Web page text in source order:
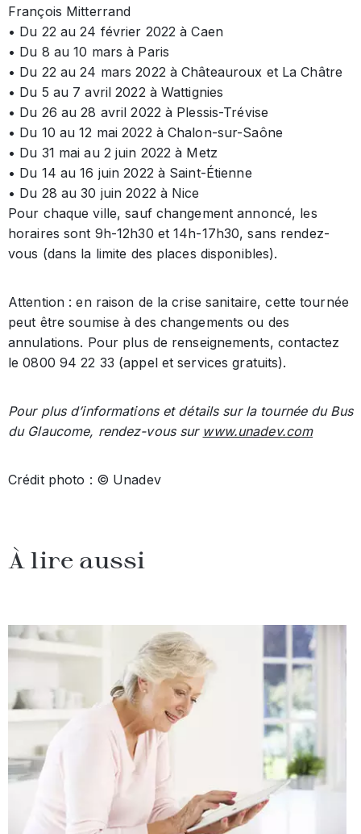
François Mitterrand
• Du 22 au 24 février 2022 à Caen
• Du 8 au 10 mars à Paris
• Du 22 au 24 mars 2022 à Châteauroux et La Châtre
• Du 5 au 7 avril 2022 à Wattignies
• Du 26 au 28 avril 2022 à Plessis-Trévise
• Du 10 au 12 mai 2022 à Chalon-sur-Saône
• Du 31 mai au 2 juin 2022 à Metz
• Du 14 au 16 juin 2022 à Saint-Étienne
• Du 28 au 30 juin 2022 à Nice
Pour chaque ville, sauf changement annoncé, les
horaires sont 9h-12h30 et 14h-17h30, sans rendez-
vous (dans la limite des places disponibles).
Attention : en raison de la crise sanitaire, cette tournée
peut être soumise à des changements ou des
annulations. Pour plus de renseignements, contactez
le 0800 94 22 33 (appel et services gratuits).
Pour plus d’informations et détails sur la tournée du Bus
du Glaucome, rendez-vous sur www.unadev.com
Crédit photo : © Unadev
À lire aussi